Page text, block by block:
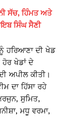
ਸੱਚ, ਹਿੰਮਤ ਅਤੇ
ਸਿੰਘ ਸੈਣੀ
ਹਰਿਆਣਾ ਦੀ ਖੇਡ
ਹੋਰ ਖੇਡਾਂ ਦੇ
ਅਪੀਲ ਕੀਤੀ।
ਦਾ ਹਿੱਸਾ ਰਹੇ
ਸੁਮਿਤ,
ਮਧੂ ਵਰਮਾ,